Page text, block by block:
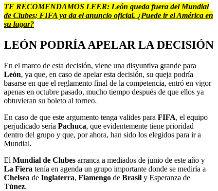
TE RECOMENDAMOS LEER: León queda fuera del Mundial
de Clubes; FIFA ya da el anuncio oficial. ¿Puede ir el América en
su lugar?
LEÓN PODRÍA APELAR LA DECISIÓN
En el marco de esta decisión, viene una disyuntiva grande para
León, ya que, en caso de apelar esta decisión, su queja podría
basarse en que el reglamento final de la competencia, entró en vigor
apenas en octubre pasado, mucho tiempo después de que ellos ya
obtuvieran su boleto al torneo.
En caso de que este argumento tenga valides para FIFA, el equipo
perjudicado sería Pachuca, que evidentemente tiene prioridad
dentro del grupo y que, por ahora, han sido los elegidos para ir a
Mundial.
El Mundial de Clubes arranca a mediados de junio de este año y
La Fiera tenía en agenda un grupo importante donde se mediría a
Chelsea de Inglaterra, Flamengo de Brasil y Esperanza de
Túnez.